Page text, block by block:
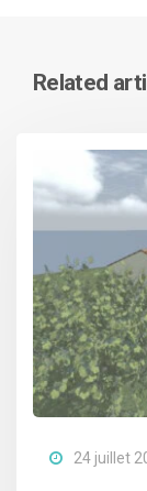
Related
24 juillet